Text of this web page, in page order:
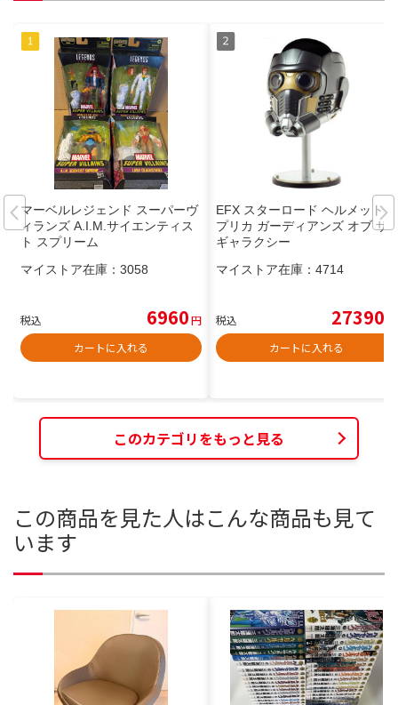
マーベルレジェンド スーパーヴ
ィランズ A.I.M.サイエンティス
ト スプリーム
マイストア在庫： 3058
税込 6960円
カートに入れる
EFX スターロード ヘルメットレ
プリカ ガーディアンズ オブ ザ
ギャラクシー
マイストア在庫： 4714
税込 27390
カートに入れる
このカテゴリをもっと見る
この商品を見た人はこんな商品も見て
います